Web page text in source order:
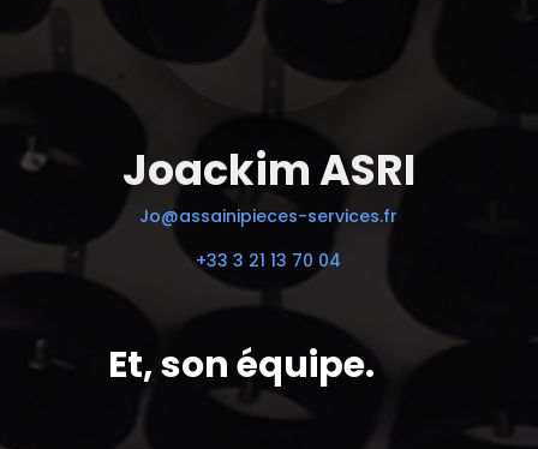
Joackim ASRI
Jo@assainipieces-services.fr
+33 3 21 13 70 04
Et, son équipe.